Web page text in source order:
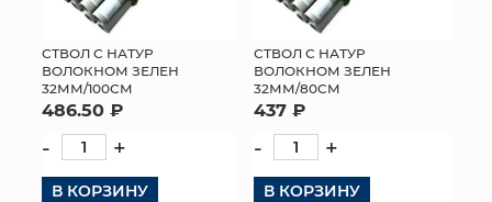
СТВОЛ С НАТУР
ВОЛОКНОМ ЗЕЛЕН
32ММ/100СМ
486.50 ₽
- +
В КОРЗИНУ
СТВОЛ С НАТУР
ВОЛОКНОМ ЗЕЛЕН
32ММ/80СМ
437 ₽
- +
В КОРЗИНУ